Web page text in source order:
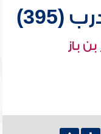
(395)
باز